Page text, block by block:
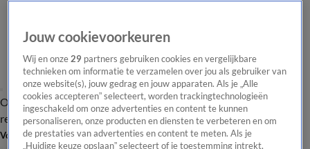
Overzicht Laatste nieuws Regionieuws Het beste van Hart
Tip de
redactie
Volg Hart van Nederland
Jouw cookievoorkeuren
Wij en onze29 partners gebruiken cookies en vergelijkbare
technieken om informatie te verzamelen over jou als gebruiker van
onze website(s), jouw gedrag en jouw apparaten. Als je „Alle
cookies accepteren” selecteert, worden trackingtechnologieën
ingeschakeld om onze advertenties en content te kunnen
personaliseren, onze producten en diensten te verbeteren en om
de prestaties van advertenties en content te meten. Als je
„Huidige keuze opslaan” selecteert of je toestemming intrekt,